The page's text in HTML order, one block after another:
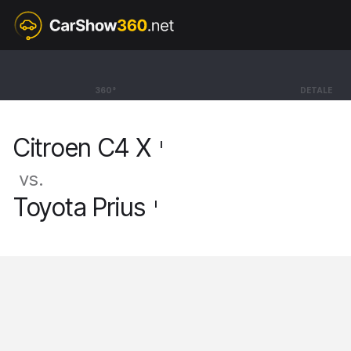
360° DETALE
Citroen C4 X
Citroen C4 X I
vs.
Toyota Prius I